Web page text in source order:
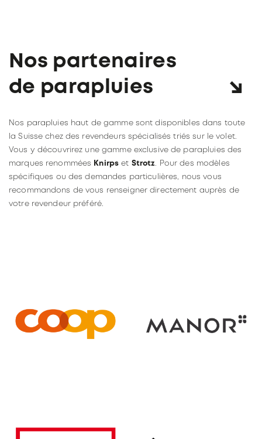
Nos partenaires
de parapluies
Nos parapluies haut de gamme sont disponibles dans toute
la Suisse chez des revendeurs spécialisés triés sur le volet.
Vous y découvrirez une gamme exclusive de parapluies des
marques renommées Knirps et Strotz . Pour des modèles
spécifiques ou des demandes particulières, nous vous
recommandons de vous renseigner directement auprès de
votre revendeur préféré.